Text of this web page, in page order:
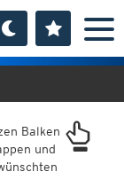
Balken
und